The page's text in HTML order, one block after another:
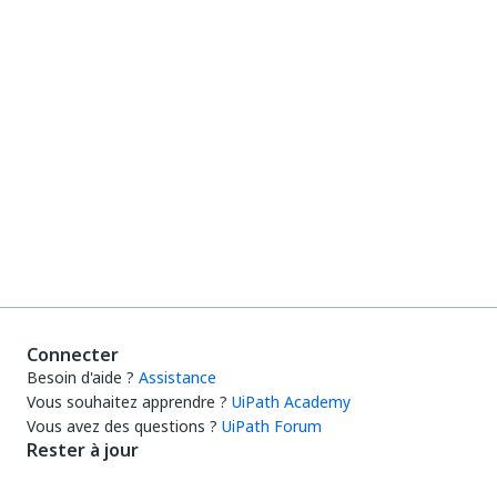
Connecter
Besoin d'aide ? Assistance
Vous souhaitez apprendre ? UiPath Academy
Vous avez des questions ? UiPath Forum
Rester à jour